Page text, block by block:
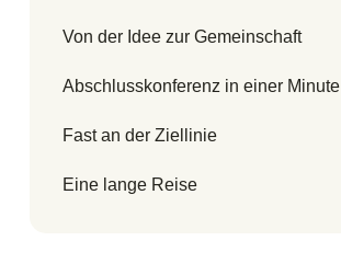
Von der Idee zur Gemeinschaft
Abschlusskonferenz in einer Minute
Fast an der Ziellinie
Eine lange Reise